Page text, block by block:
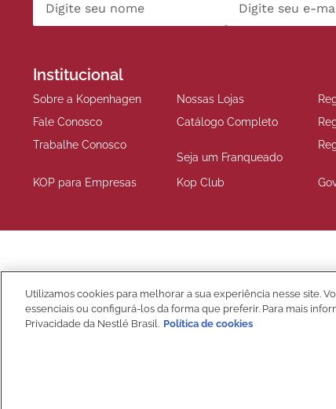
Institucional
Sobre a Kopenhagen Nossas Lojas
Fale Conosco
Catálogo Completo
Trabalhe Conosco
Seja um Franqueado
KOP para Empresas Kop Club
Compre Seguro
Utilizamos cookies para melhorar a sua experiência nesse site.
essenciais ou configurá-los da forma que preferir. Para mais
Privacidade da Nestlé Brasil. Política de cookies